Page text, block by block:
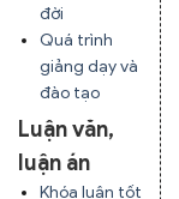
đời
Quá trình
giảng dạy và
đào tạo
Luận văn,
luận án
Khóa luận tốt